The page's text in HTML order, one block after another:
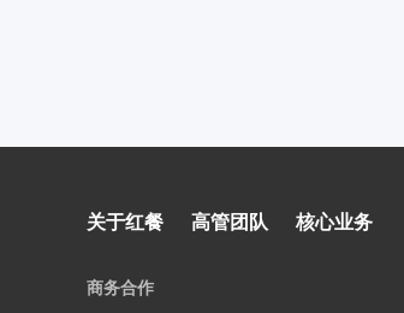
关于红餐 高管团队 核心业务
商务合作